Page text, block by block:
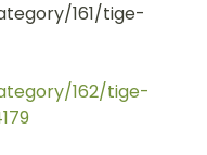
161/tige-
162/tige-